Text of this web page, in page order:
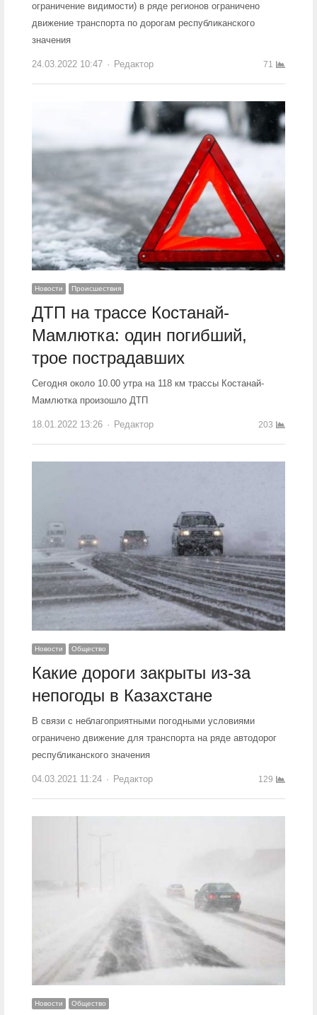
ограничение видимости) в ряде регионов ограничено
движение транспорта по дорогам республиканского
значения
24.03.2022 10:47 Author
Редактор 71
Новости Происшествия
ДТП на трассе Костанай-
Мамлютка: один погибший,
трое пострадавших
Сегодня около 10.00 утра на 118 км трассы Костанай-
Мамлютка произошло ДТП
18.01.2022 13:26 Author
Редактор 203
Новости Общество
Какие дороги закрыты из-за
непогоды в Казахстане
В связи с неблагоприятными погодными условиями
ограничено движение для транспорта на ряде автодорог
республиканского значения
04.03.2021 11:24 Author
Редактор 129
Новости Общество